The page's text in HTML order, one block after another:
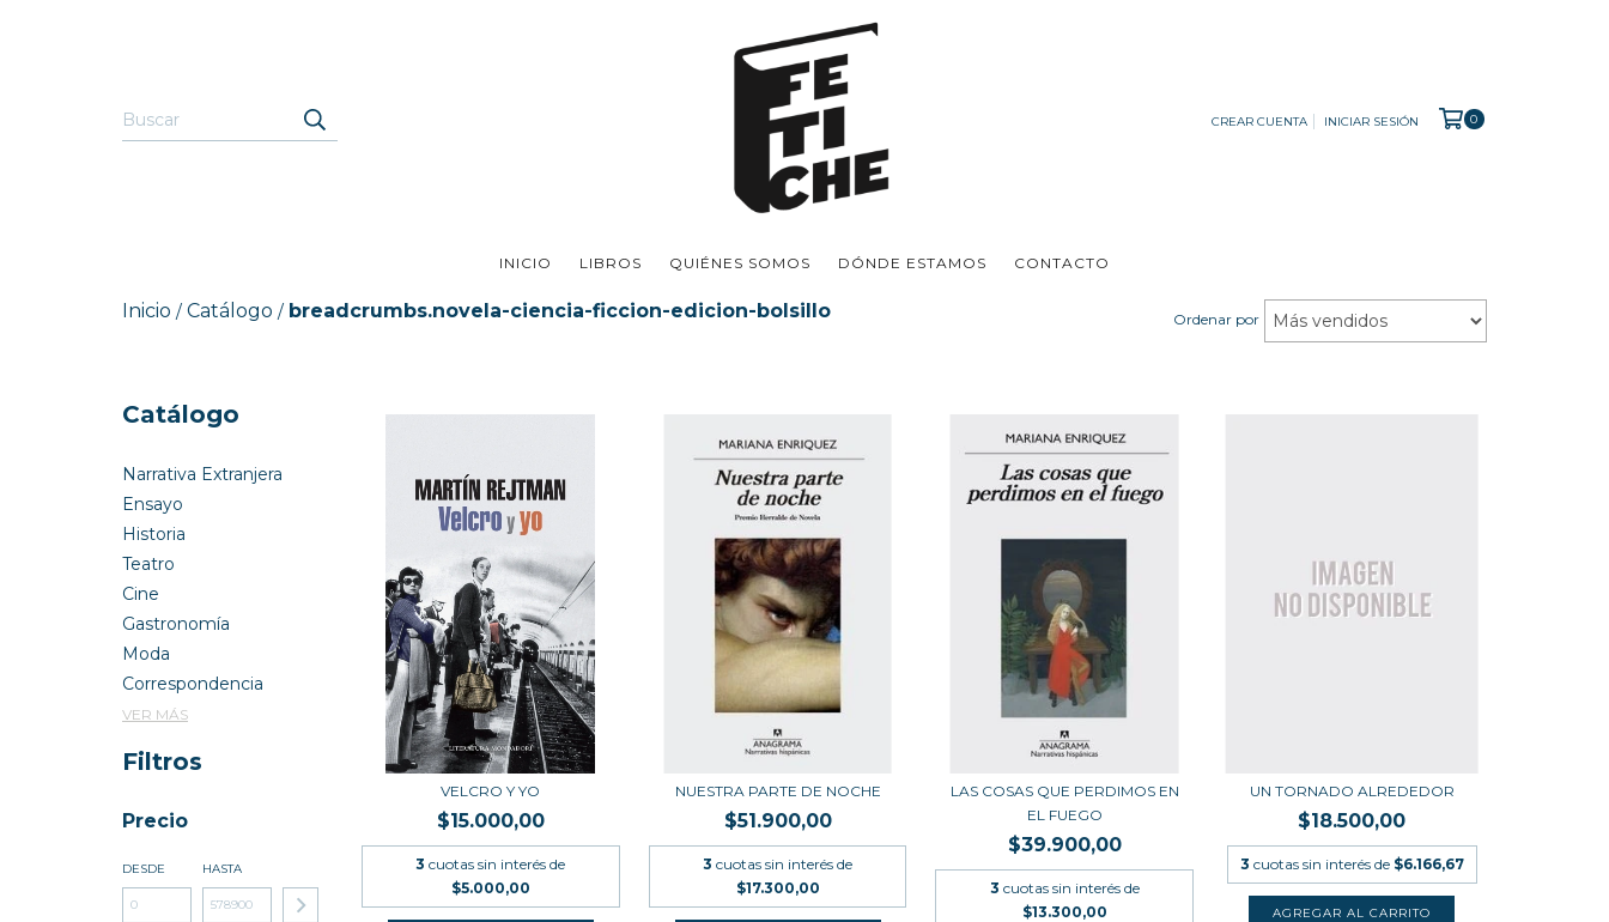
CREAR CUENTA INICIAR SESIÓN 0
INICIO LIBROS QUIÉNES SOMOS DÓNDE ESTAMOS CONTACTO
Inicio / Catálogo / breadcrumbs.novela-ciencia-ficcion-edicion-bolsillo Ordenar por
Catálogo
Narrativa Extranjera
Ensayo
Historia
Teatro
Cine
Gastronomía
Moda
Correspondencia
VER MÁS
Filtros
Precio
DESDE HASTA
VELCRO Y YO
$15.000,00
3 cuotas sin interés de
$5.000,00
NUESTRA PARTE DE NOCHE
$51.900,00
3 cuotas sin interés de
$17.300,00
LAS COSAS QUE PERDIMOS EN
EL FUEGO
$39.900,00
3 cuotas sin interés de
$13.300,00
UN TORNADO ALREDEDOR
$18.500,00
3 cuotas sin interés de $6.166,67